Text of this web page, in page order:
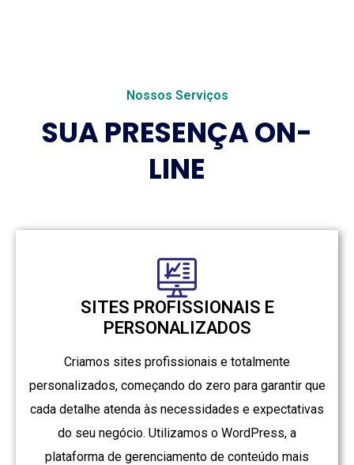
Nossos Serviços
SUA PRESENÇA ON-
LINE
SITES PROFISSIONAIS E
PERSONALIZADOS
Criamos sites profissionais e totalmente
personalizados, começando do zero para garantir que
cada detalhe atenda às necessidades e expectativas
do seu negócio. Utilizamos o WordPress, a
plataforma de gerenciamento de conteúdo mais